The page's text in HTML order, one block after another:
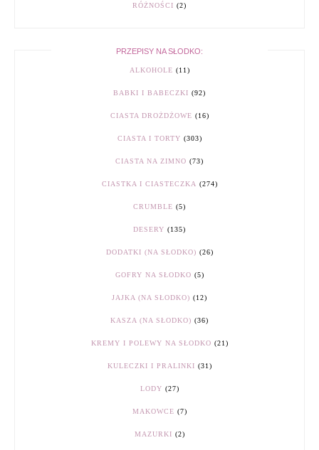
RÓŻNOŚCI (2)
PRZEPISY NA SŁODKO:
ALKOHOLE (11)
BABKI I BABECZKI (92)
CIASTA DROŻDŻOWE (16)
CIASTA I TORTY (303)
CIASTA NA ZIMNO (73)
CIASTKA I CIASTECZKA (274)
CRUMBLE (5)
DESERY (135)
DODATKI (NA SŁODKO) (26)
GOFRY NA SŁODKO (5)
JAJKA (NA SŁODKO) (12)
KASZA (NA SŁODKO) (36)
KREMY I POLEWY NA SŁODKO (21)
KULECZKI I PRALINKI (31)
LODY (27)
MAKOWCE (7)
MAZURKI (2)